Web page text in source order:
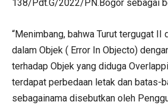
138/Pdt.G/2022/PN.Bogor sebagai
“Menimbang, bahwa Turut tergugat II
dalam Objek ( Error In Objecto)
terhadap Objek yang diduga
terdapat perbedaan letak dan batas-
sebagainama disebutkan oleh